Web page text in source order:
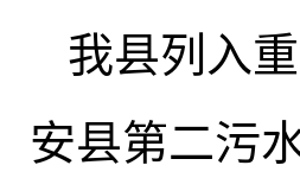
我县列入
安县第二污